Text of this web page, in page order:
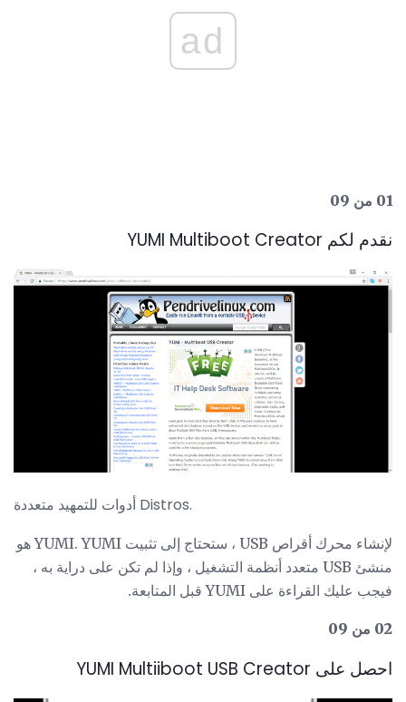
ad
01 من 09
نقدم لكم YUMI Multiboot Creator
أدوات للتمهيد متعددة Distros.
لإنشاء محرك أقراص USB ، ستحتاج إلى تثبيت YUMI. YUMI هو
منشئ USB متعدد أنظمة التشغيل ، وإذا لم تكن على دراية به ،
فيجب عليك القراءة على YUMI قبل المتابعة.
02 من 09
احصل على YUMI Multiiboot USB Creator